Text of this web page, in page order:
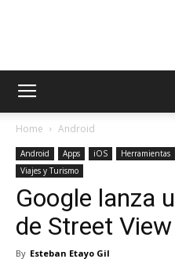
Home Android
Android Apps iOS Herramientas
Viajes y Turismo
Google lanza
de Street View
By Esteban Etayo Gil